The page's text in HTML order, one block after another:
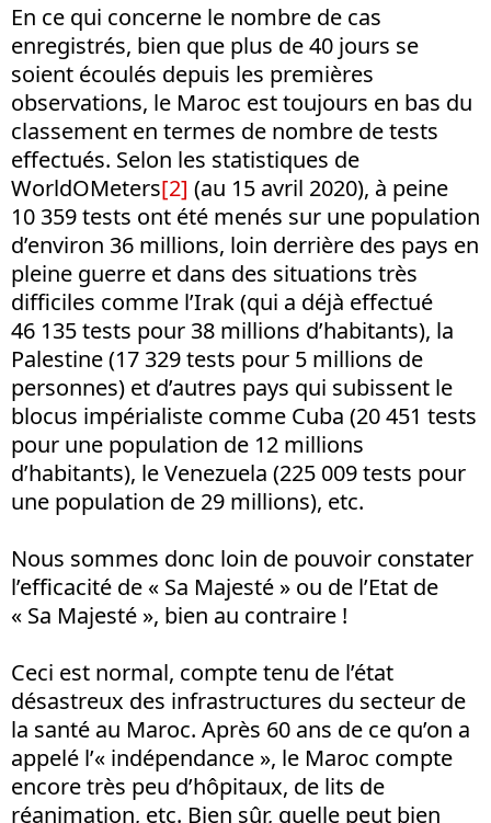
En ce qui concerne le nombre de cas
enregistrés, bien que plus de 40 jours se
soient écoulés depuis les premières
observations, le Maroc est toujours en bas du
classement en termes de nombre de tests
effectués. Selon les statistiques de
WorldOMeters[2] (au 15 avril 2020), à peine
10 359 tests ont été menés sur une population
d’environ 36 millions, loin derrière des pays en
pleine guerre et dans des situations très
difficiles comme l’Irak (qui a déjà effectué
46 135 tests pour 38 millions d’habitants), la
Palestine (17 329 tests pour 5 millions de
personnes) et d’autres pays qui subissent le
blocus impérialiste comme Cuba (20 451 tests
pour une population de 12 millions
d’habitants), le Venezuela (225 009 tests pour
une population de 29 millions), etc.
Nous sommes donc loin de pouvoir constater
l’efficacité de « Sa Majesté » ou de l’Etat de
« Sa Majesté », bien au contraire !
Ceci est normal, compte tenu de l’état
désastreux des infrastructures du secteur de
la santé au Maroc. Après 60 ans de ce qu’on a
appelé l’« indépendance », le Maroc compte
encore très peu d’hôpitaux, de lits de
réanimation, etc. Bien sûr, quelle peut bien